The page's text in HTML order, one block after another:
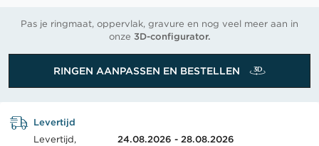
Pas je ringmaat, oppervlak, gravure en nog veel meer aan in
onze 3D-configurator.
RINGEN AANPASSEN EN BESTELLEN
Levertijd
Levertijd,
24.08.2026 - 28.08.2026